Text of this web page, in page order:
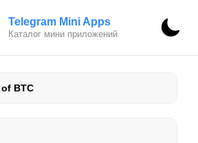
Telegram Mini Apps
Каталог мини приложений
BTC